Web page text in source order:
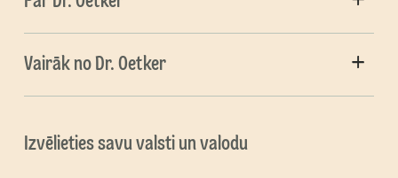
Vairāk no Dr. Oetker
Izvēlieties savu valsti un valodu